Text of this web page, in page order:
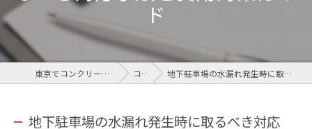
ド
東京でコンクリートなら株式会社LIFIX コラム 地下駐車場の水漏れ発生時に取るべき対応手順と費用対策ガイド
地下駐車場の水漏れ発生時に取るべき対応